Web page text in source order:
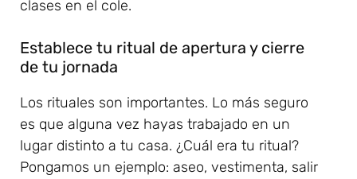
clases en el cole.
Establece tu ritual de apertura y cierre
de tu jornada
Los rituales son importantes. Lo más seguro
es que alguna vez hayas trabajado en un
lugar distinto a tu casa. ¿Cuál era tu ritual?
Pongamos un ejemplo: aseo, vestimenta, salir